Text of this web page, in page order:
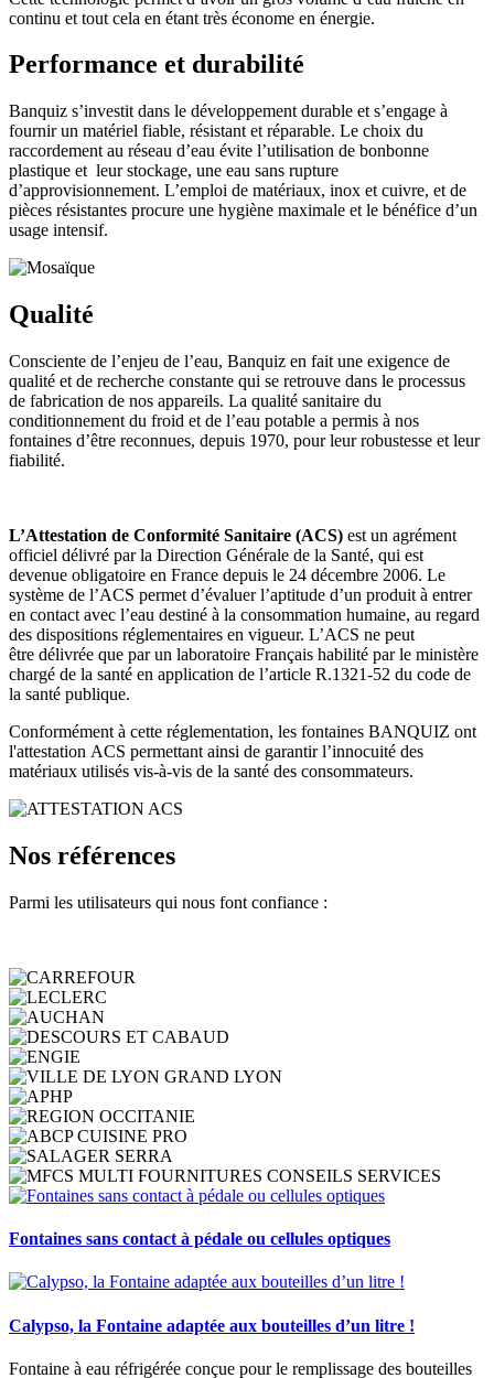
continu et tout cela en étant très économe en énergie.
Performance et durabilité
Banquiz s’investit dans le développement durable et s’engage à
fournir un matériel fiable, résistant et réparable. Le choix du
raccordement au réseau d’eau évite l’utilisation de bonbonne
plastique et leur stockage, une eau sans rupture
d’approvisionnement. L’emploi de matériaux, inox et cuivre, et de
pièces résistantes procure une hygiène maximale et le bénéfice d’un
usage intensif.
Qualité
Consciente de l’enjeu de l’eau, Banquiz en fait une exigence de
qualité et de recherche constante qui se retrouve dans le processus
de fabrication de nos appareils. La qualité sanitaire du
conditionnement du froid et de l’eau potable a permis à nos
fontaines d’être reconnues, depuis 1970, pour leur robustesse et leur
fiabilité.
L’Attestation de Conformité Sanitaire (ACS) est un agrément
officiel délivré par la Direction Générale de la Santé, qui est
devenue obligatoire en France depuis le 24 décembre 2006. Le
système de l’ACS permet d’évaluer l’aptitude d’un produit à entrer
en contact avec l’eau destiné à la consommation humaine, au regard
des dispositions réglementaires en vigueur. L’ACS ne peut
être délivrée que par un laboratoire Français habilité par le ministère
chargé de la santé en application de l’article R.1321-52 du code de
la santé publique.
Conformément à cette réglementation, les fontaines BANQUIZ ont
l'attestation ACS permettant ainsi de garantir l’innocuité des
matériaux utilisés vis-à-vis de la santé des consommateurs.
Nos références
Parmi les utilisateurs qui nous font confiance :
Fontaines sans contact à pédale ou cellules optiques
Calypso, la Fontaine adaptée aux bouteilles d’un litre !
Fontaine à eau réfrigérée conçue pour le remplissage des bouteilles